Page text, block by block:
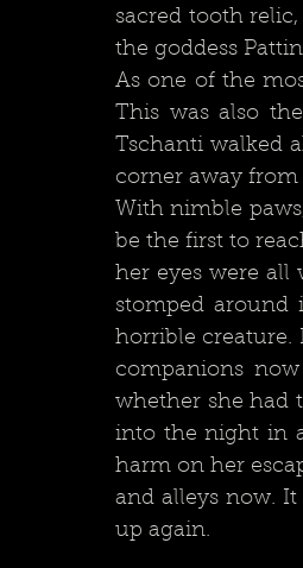
sacred tooth
the goddess
As one of the
This was also
Tschanti walked
With nimble
be the first to
her eyes were all
stomped around
horrible creature.
companions
whether she had
into the night in
harm on her
and alleys now.